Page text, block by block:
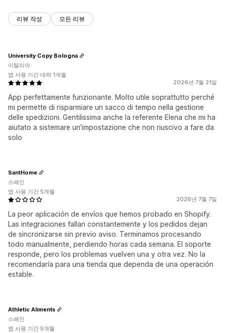
리뷰 작성 모든 리뷰
2026년 7월 21일
App perfettamente funzionante. Molto utile soprattutto perché
mi permette di risparmiare un sacco di tempo nella gestione
delle spedizioni. Gentilissima anche la referente Elena che mi ha
aiutato a sistemare un'impostazione che non riuscivo a fare da
solo
University Copy Bologna
이탈리아
앱 사용 기간 대략 1개월
2026년 7월 7일
La peor aplicación de envíos que hemos probado en Shopify.
Las integraciones fallan constantemente y los pedidos dejan
de sincronizarse sin previo aviso. Terminamos procesando
todo manualmente, perdiendo horas cada semana. El soporte
responde, pero los problemas vuelven una y otra vez. No la
recomendaría para una tienda que dependa de una operación
estable.
SantHome
스페인
앱 사용 기간 5개월
Athletic Aliments
스페인
앱 사용 기간 5개월